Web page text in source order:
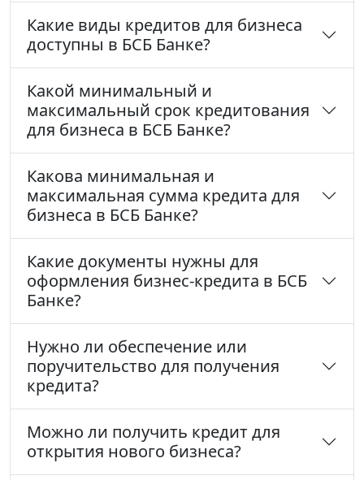
Какие виды кредитов для бизнеса
доступны в БСБ Банке?
Какой минимальный и
максимальный срок кредитования
для бизнеса в БСБ Банке?
Какова минимальная и
максимальная сумма кредита для
бизнеса в БСБ Банке?
Какие документы нужны для
оформления бизнес-кредита в БСБ
Банке?
Нужно ли обеспечение или
поручительство для получения
кредита?
Можно ли получить кредит для
открытия нового бизнеса?